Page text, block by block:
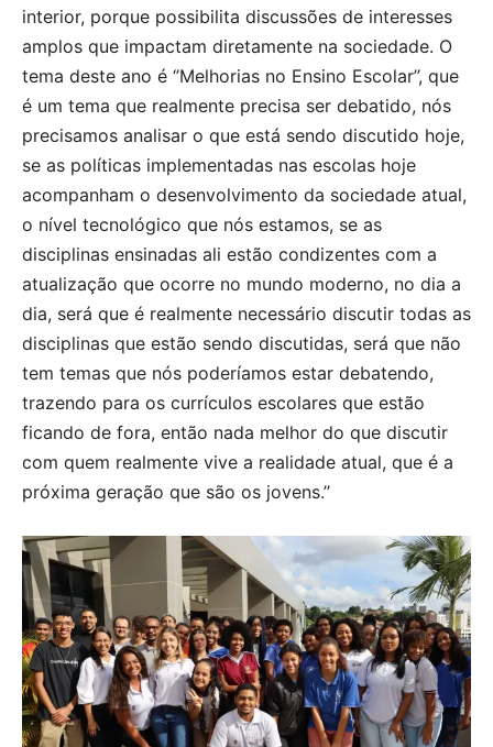
interior, porque possibilita discussões de interesses
amplos que impactam diretamente na sociedade. O
tema deste ano é ‘’Melhorias no Ensino Escolar’’, que
é um tema que realmente precisa ser debatido, nós
precisamos analisar o que está sendo discutido hoje,
se as políticas implementadas nas escolas hoje
acompanham o desenvolvimento da sociedade atual,
o nível tecnológico que nós estamos, se as
disciplinas ensinadas ali estão condizentes com a
atualização que ocorre no mundo moderno, no dia a
dia, será que é realmente necessário discutir todas as
disciplinas que estão sendo discutidas, será que não
tem temas que nós poderíamos estar debatendo,
trazendo para os currículos escolares que estão
ficando de fora, então nada melhor do que discutir
com quem realmente vive a realidade atual, que é a
próxima geração que são os jovens.’’